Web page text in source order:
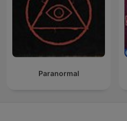
Paranormal